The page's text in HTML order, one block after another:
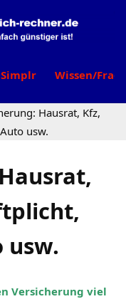
Wissen/
Hausrat, Kfz,
usw.
usw.
Versicherung viel